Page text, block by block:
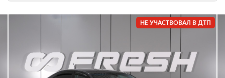
НЕ УЧАСТВОВАЛ В ДТП